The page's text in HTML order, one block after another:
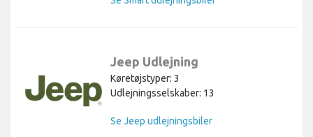
Jeep Udlejning
Køretøjstyper: 3
Udlejningsselskaber: 13
Se Jeep udlejningsbiler